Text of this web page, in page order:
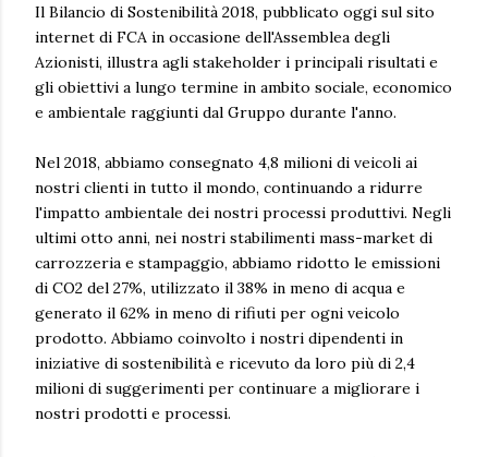
Il Bilancio di Sostenibilità 2018, pubblicato oggi sul sito
internet di FCA in occasione dell'Assemblea degli
Azionisti, illustra agli stakeholder i principali risultati e
gli obiettivi a lungo termine in ambito sociale, economico
e ambientale raggiunti dal Gruppo durante l'anno.
Nel 2018, abbiamo consegnato 4,8 milioni di veicoli ai
nostri clienti in tutto il mondo, continuando a ridurre
l'impatto ambientale dei nostri processi produttivi. Negli
ultimi otto anni, nei nostri stabilimenti mass-market di
carrozzeria e stampaggio, abbiamo ridotto le emissioni
di CO2 del 27%, utilizzato il 38% in meno di acqua e
generato il 62% in meno di rifiuti per ogni veicolo
prodotto. Abbiamo coinvolto i nostri dipendenti in
iniziative di sostenibilità e ricevuto da loro più di 2,4
milioni di suggerimenti per continuare a migliorare i
nostri prodotti e processi.